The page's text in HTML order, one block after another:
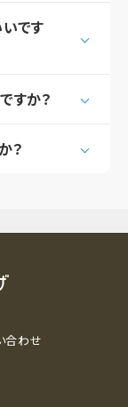
です
すか？
？
合わせ